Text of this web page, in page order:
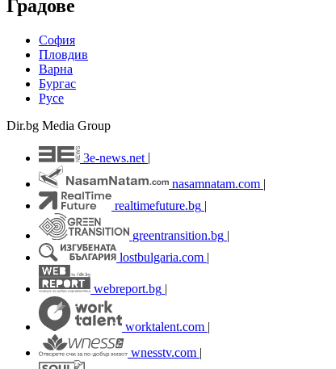
Градове
София
Пловдив
Варна
Бургас
Русе
Dir.bg Media Group
3e-news.net
nasamnatam.com |
realtimefuture.bg |
greentransition.bg |
lostbulgaria.com |
webreport.bg |
worktalent.com |
wnesstv.com |